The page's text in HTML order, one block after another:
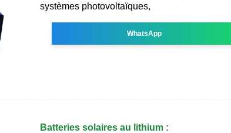
systèmes photovoltaïques,
WhatsApp
Batteries solaires au lithium :